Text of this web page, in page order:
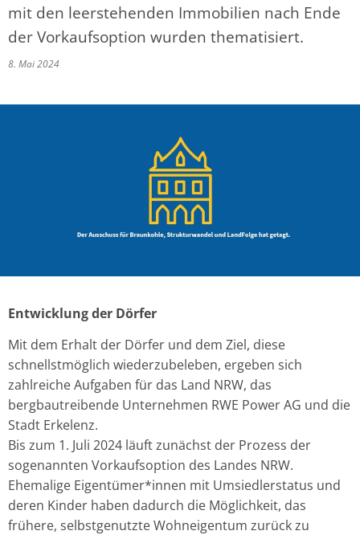
mit den leerstehenden Immobilien nach Ende
der Vorkaufsoption wurden thematisiert.
8. Mai 2024
Entwicklung der Dörfer
Mit dem Erhalt der Dörfer und dem Ziel, diese
schnellstmöglich wiederzubeleben, ergeben sich
zahlreiche Aufgaben für das Land NRW, das
bergbautreibende Unternehmen RWE Power AG und die
Stadt Erkelenz.
Bis zum 1. Juli 2024 läuft zunächst der Prozess der
sogenannten Vorkaufsoption des Landes NRW.
Ehemalige Eigentümer*innen mit Umsiedlerstatus und
deren Kinder haben dadurch die Möglichkeit, das
frühere, selbstgenutzte Wohneigentum zurück zu